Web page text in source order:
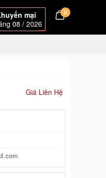
mại
08 / 2026
0
Giá Liên Hệ